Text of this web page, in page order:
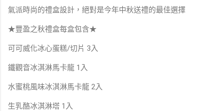
氣派時尚的禮盒設計，絕對是今年中秋送禮的最佳選擇
★豐盈之秋禮盒每盒包含★
可可威化冰心蛋糕/切片 3入
鐵觀音冰淇淋馬卡龍 1入
水蜜桃風味冰淇淋馬卡龍 2入
生乳酪冰淇淋塔 1入